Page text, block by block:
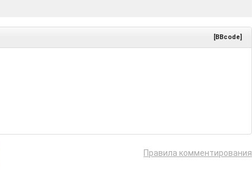
[BBcode]
Правила комментирования